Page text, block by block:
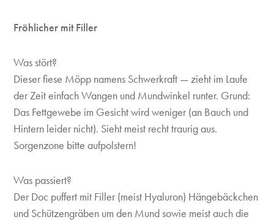
Fröhlicher mit Filler
Was stört?
Dieser fiese Möpp namens Schwerkraft — zieht im Laufe
der Zeit einfach Wangen und Mundwinkel runter. Grund:
Das Fettgewebe im Gesicht wird weniger (an Bauch und
Hintern leider nicht). Sieht meist recht traurig aus.
Sorgenzone bitte aufpolstern!
Was passiert?
Der Doc puffert mit Filler (meist Hyaluron) Hängebäckchen
und Schützengräben um den Mund sowie meist auch die